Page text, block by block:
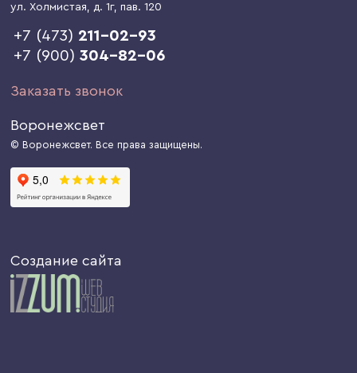
ул. Холмистая, д. 1г, пав. 120
+7 (473) 211-02-93
+7 (900)304-82-06
Заказать звонок
Воронежсвет
© Воронежсвет. Все права защищены.
Создание сайта